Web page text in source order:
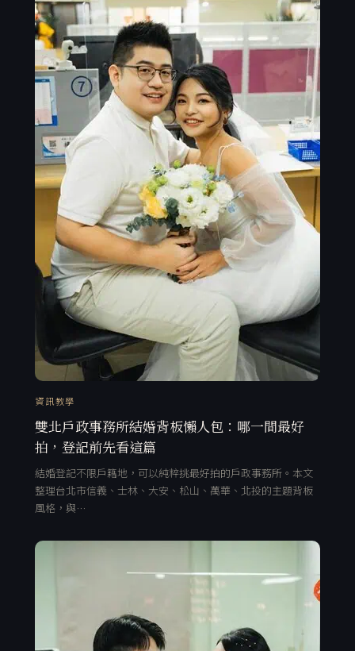
資訊教學
雙北戶政事務所結婚背板懶人包：哪一間最好
拍，登記前先看這篇
結婚登記不限戶籍地，可以純粹挑最好拍的戶政事務所。本文
整理台北市信義、士林、大安、松山、萬華、北投的主題背板
風格，與…